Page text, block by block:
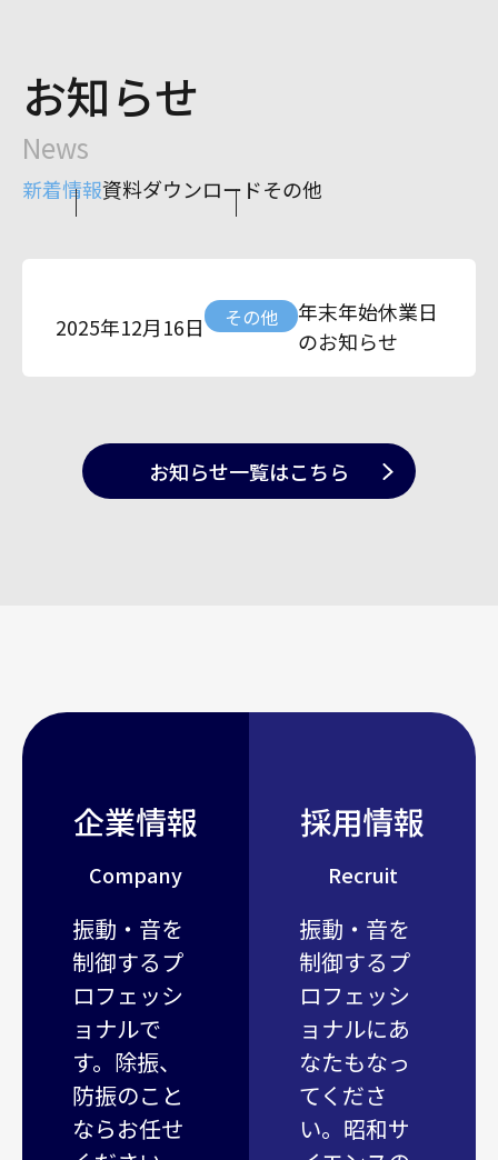
お知らせ
News
新着情報資料ダウンロードその他
2025年12月16日 その他
年末年始休業日
のお知らせ
お知らせ一覧はこちら
企業情報
Company
振動・音を
制御するプ
ロフェッシ
ョナルで
す。除振、
防振のこと
ならお任せ
採用情報
Recruit
振動・音を
制御するプ
ロフェッシ
ョナルにあ
なたもなっ
てくださ
い。昭和サ